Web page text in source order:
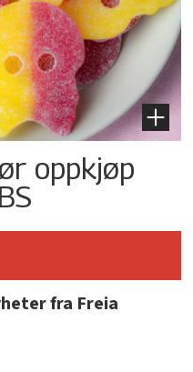
oppkjøp
fra Freia